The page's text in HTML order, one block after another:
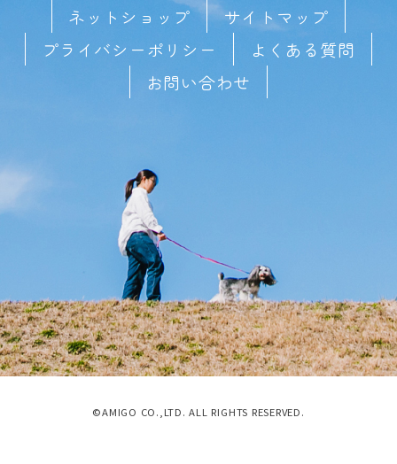
ネットショップ
サイトマップ
プライバシーポリシー
よくある質問
お問い合わせ
©AMIGO CO.,LTD. ALL RIGHTS RESERVED.